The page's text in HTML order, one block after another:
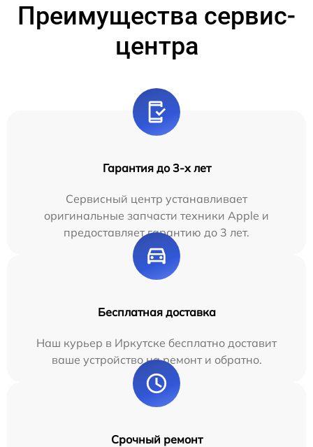
Преимущества сервис-
центра
Гарантия до 3-х лет
Сервисный центр устанавливает
оригинальные запчасти техники Apple и
предоставляет гарантию до 3 лет.
Бесплатная доставка
Наш курьер в Иркутске бесплатно доставит
ваше устройство на ремонт и обратно.
Срочный ремонт